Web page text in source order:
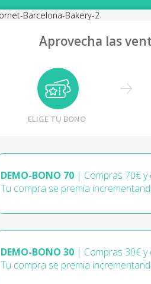
Aprovecha las
ELIGE TU BONO
DEMO-BONO 70 | Compras 70€
Tu compra se premia
DEMO-BONO 30 | Compras 30€
Tu compra se premia